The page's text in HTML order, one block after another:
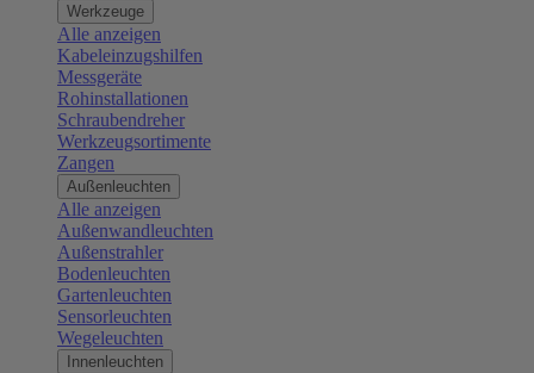
Werkzeuge
Alle anzeigen
Kabeleinzugshilfen
Messgeräte
Rohinstallationen
Schraubendreher
Werkzeugsortimente
Zangen
Außenleuchten
Alle anzeigen
Außenwandleuchten
Außenstrahler
Bodenleuchten
Gartenleuchten
Sensorleuchten
Wegeleuchten
Innenleuchten